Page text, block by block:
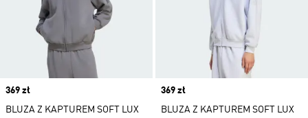
Price
369 zł
BLUZA Z KAPTUREM SOFT LUX
Price
369 zł
BLUZA Z KAPTUREM SOFT LUX